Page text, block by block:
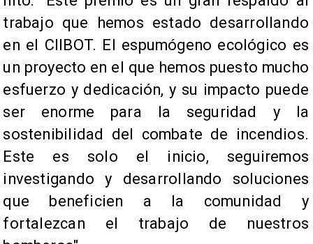
trabajo que hemos estado desarrollando
en el CIIBOT. El espumógeno ecológico es
un proyecto en el que hemos puesto mucho
esfuerzo y dedicación, y su impacto puede
ser enorme para la seguridad y la
sostenibilidad del combate de incendios.
Este es solo el inicio, seguiremos
investigando y desarrollando soluciones
que beneficien a la comunidad y
fortalezcan el trabajo de nuestros